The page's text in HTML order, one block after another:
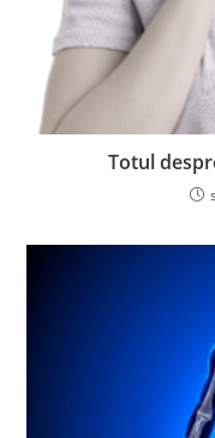
Totul